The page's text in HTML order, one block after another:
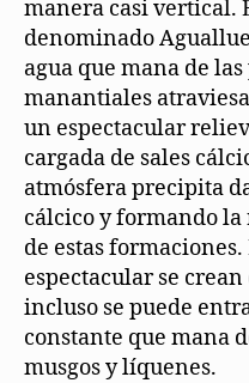
manera casi vertical.
denominado
agua que mana de
manantiales
un espectacular
cargada de sales
atmósfera precipita
cálcico y formando
de estas
espectacular se
incluso se puede
constante que mana
musgos y líquenes.